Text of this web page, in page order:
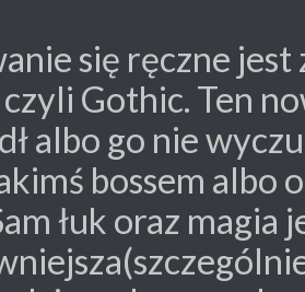
się ręczne
Gothic. Ten
albo go nie
bossem
łuk oraz magia